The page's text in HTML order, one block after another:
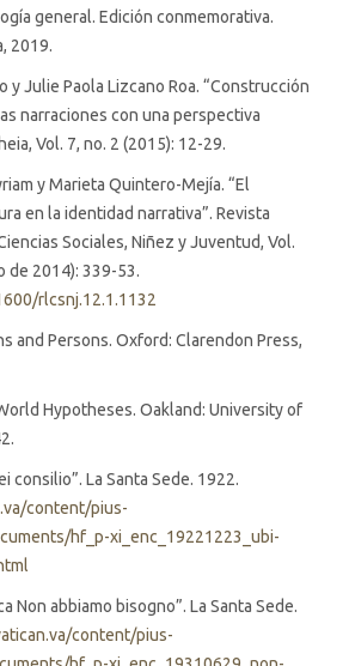
general. Edición conmemorativa.
2019.
y Julie Paola Lizcano Roa. “Construcción
narraciones con una perspectiva
Vol. 7, no. 2 (2015): 12-29.
y Marieta Quintero-Mejía. “El
en la identidad narrativa”. Revista
Sociales, Niñez y Juventud, Vol.
de 2014): 339-53.
rlcsnj.12.1.1132
and Persons. Oxford: Clarendon Press,
Hypotheses. Oakland: University of
consilio”. La Santa Sede. 1922.
content/pius-
hf_p-xi_enc_19221223_ubi-
Non abbiamo bisogno”. La Santa Sede.
content/pius-